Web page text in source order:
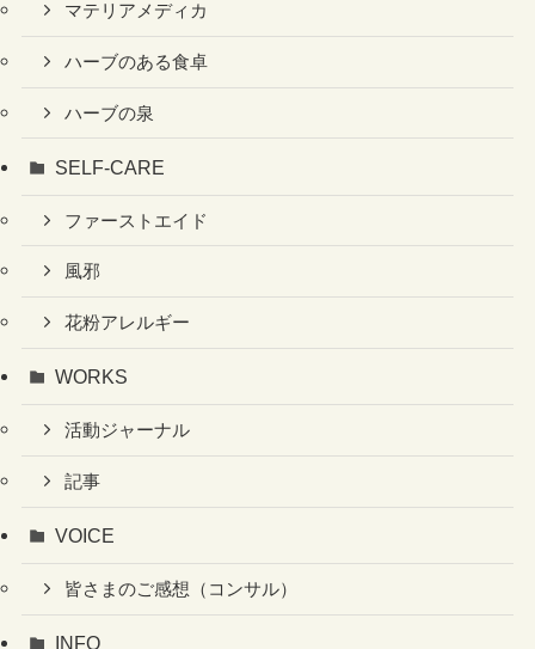
マテリアメディカ
ハーブのある食卓
ハーブの泉
SELF-CARE
ファーストエイド
風邪
花粉アレルギー
WORKS
活動ジャーナル
記事
VOICE
皆さまのご感想（コンサル）
INFO